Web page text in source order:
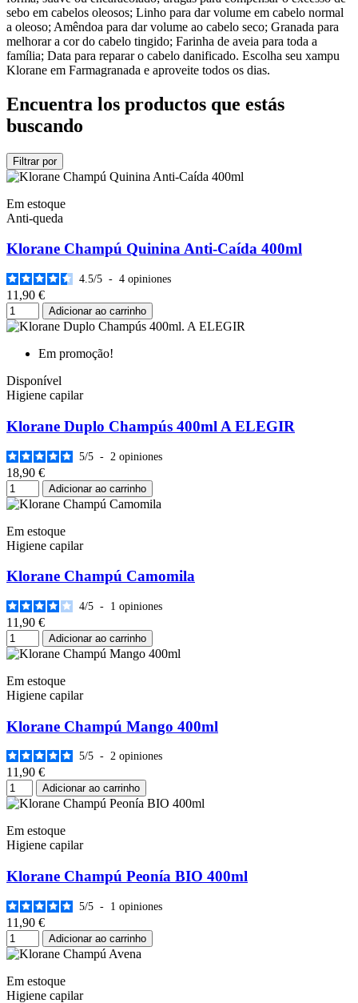
sebo em cabelos oleosos; Linho para dar volume em cabelo normal
a oleoso; Amêndoa para dar volume ao cabelo seco; Granada para
melhorar a cor do cabelo tingido; Farinha de aveia para toda a
família; Data para reparar o cabelo danificado. Escolha seu xampu
Klorane em Farmagranada e aproveite todos os dias.
Encuentra los productos que estás
buscando
Filtrar por
Em estoque
Anti-queda
Klorane Champú Quinina Anti-Caída 400ml
4.5/5 - 4 opiniones
11,90 €
Adicionar ao carrinho
Em promoção!
Disponível
Higiene capilar
Klorane Duplo Champús 400ml A ELEGIR
5/5 - 2 opiniones
18,90 €
Adicionar ao carrinho
Em estoque
Higiene capilar
Klorane Champú Camomila
4/5 - 1 opiniones
11,90 €
Adicionar ao carrinho
Em estoque
Higiene capilar
Klorane Champú Mango 400ml
5/5 - 2 opiniones
11,90 €
Adicionar ao carrinho
Em estoque
Higiene capilar
Klorane Champú Peonía BIO 400ml
5/5 - 1 opiniones
11,90 €
Adicionar ao carrinho
Em estoque
Higiene capilar